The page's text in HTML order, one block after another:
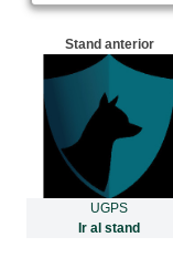
Stand anterior
UGPS
Ir al stand